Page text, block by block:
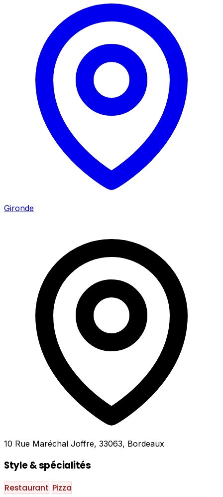
Gironde
10 Rue Maréchal Joffre, 33063, Bordeaux
Style & spécialités
Restaurant Pizza